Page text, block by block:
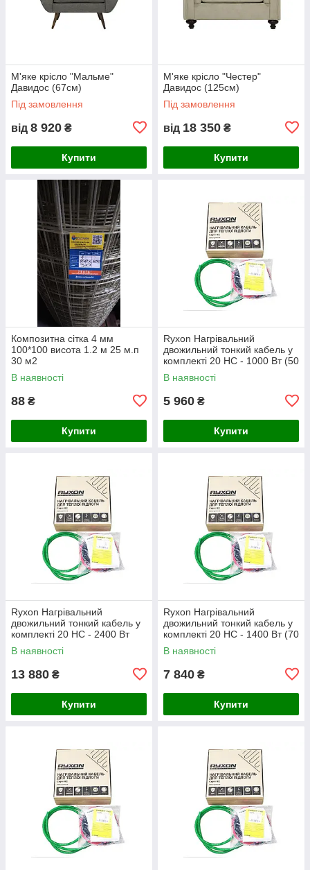
М'яке крісло "Мальме"
Давидос (67см)
Під замовлення
від 8 920 ₴
Купити
М'яке крісло "Честер"
Давидос (125см)
Під замовлення
від 18 350 ₴
Купити
Композитна сітка 4 мм
100*100 висота 1.2 м 25 м.п
30 м2
В наявності
88 ₴
Купити
Ryxon Нагрівальний
двожильний тонкий кабель у
комплекті 20 HC - 1000 Вт (50
м)
В наявності
5 960 ₴
Купити
Ryxon Нагрівальний
двожильний тонкий кабель у
комплекті 20 HC - 2400 Вт
(120 м)
В наявності
13 880 ₴
Купити
Ryxon Нагрівальний
двожильний тонкий кабель у
комплекті 20 HC - 1400 Вт (70
м)
В наявності
7 840 ₴
Купити